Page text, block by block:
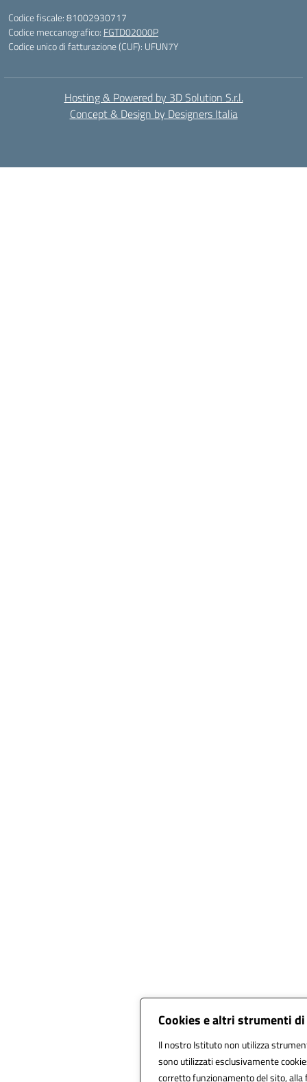
Cookies e altri strumenti
Il nostro Istituto non utilizza
sono utilizzati esclusivamente
corretto funzionamento del sito, alla
Codice fiscale: 81002930717
Codice meccanografico: FGTD02000P
Codice unico di fatturazione (CUF): UFUN7Y
Hosting & Powered by 3D Solution S.r.l.
Concept & Design by Designers Italia